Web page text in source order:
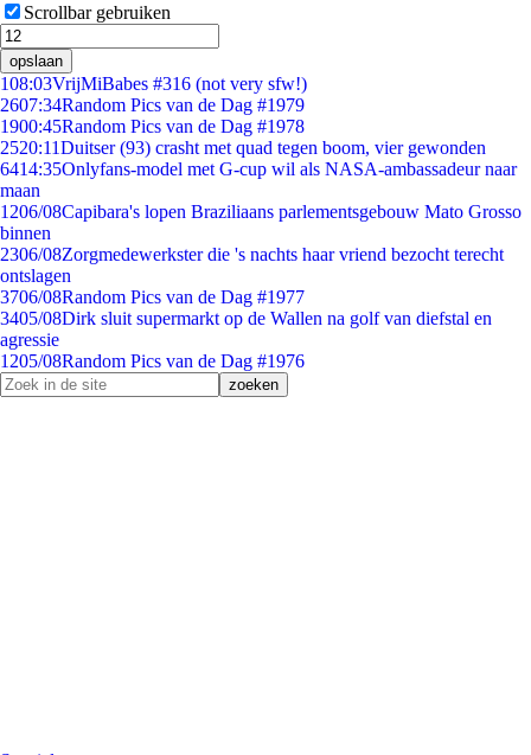
Scrollbar gebruiken
opslaan
108:03VrijMiBabes #316 (not very sfw!)
2607:34Random Pics van de Dag #1979
1900:45Random Pics van de Dag #1978
2520:11Duitser (93) crasht met quad tegen boom, vier gewonden
6414:35Onlyfans-model met G-cup wil als NASA-ambassadeur naar
maan
1206/08Capibara's lopen Braziliaans parlementsgebouw Mato Grosso
binnen
2306/08Zorgmedewerkster die 's nachts haar vriend bezocht terecht
ontslagen
3706/08Random Pics van de Dag #1977
3405/08Dirk sluit supermarkt op de Wallen na golf van diefstal en
agressie
1205/08Random Pics van de Dag #1976